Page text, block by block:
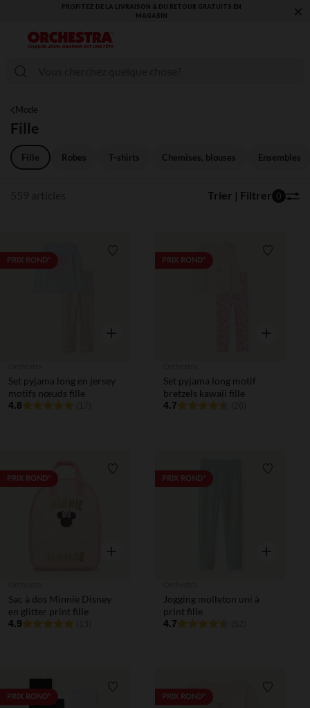
VOUS ALLEZ ADORER LA RENTRÉE ! DÉCOUVREZ LA NOUVELLE
COLLECTION !
×
Mode
Fille
Fille Robes T-shirts Chemises, blouses Ensembles
Trier | Filtrer 0
PRIX ROND* Liste de souhaits
Aperçu rapide
Set pyjama long en jersey
motifs nœuds fille
4.8
PRIX ROND*
Aperçu
Set pyjama long motif
bretzels kawaii fille
4.7
PRIX ROND* Liste de souhaits
Aperçu rapide
Sac à dos Minnie Disney
en glitter print fille
4.9
PRIX ROND*
Aperçu
Jogging molleton uni à
print fille
4.7
PRIX ROND* Liste de souhaits
PRIX ROND*